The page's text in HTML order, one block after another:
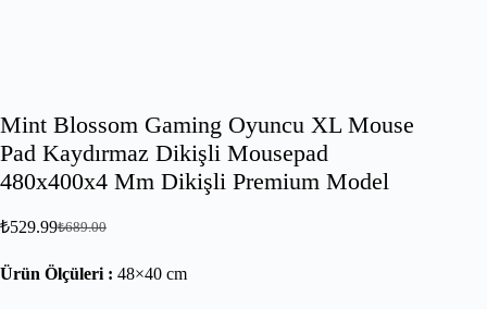
Mint Blossom Gaming Oyuncu XL Mouse
Pad Kaydırmaz Dikişli Mousepad
480x400x4 Mm Dikişli Premium Model
₺689.00
₺529.99
Ürün Ölçüleri : 48×40 cm